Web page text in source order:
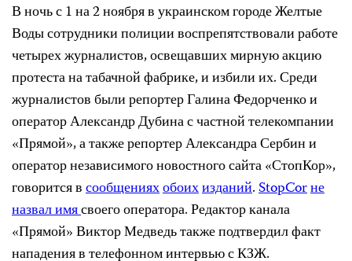
В ночь с 1 на 2 ноября в украинском городе Желтые
Воды сотрудники полиции воспрепятствовали работе
четырех журналистов, освещавших мирную акцию
протеста на табачной фабрике, и избили их. Среди
журналистов были репортер Галина Федорченко и
оператор Александр Дубина с частной телекомпании
«Прямой», а также репортер Александра Сербин и
оператор независимого новостного сайта «СтопКор»,
говорится всообщенияхобоихизданий.StopCorне
назвал имясвоего оператора. Редактор канала
«Прямой» Виктор Медведь также подтвердил факт
нападения в телефонном интервью с КЗЖ.